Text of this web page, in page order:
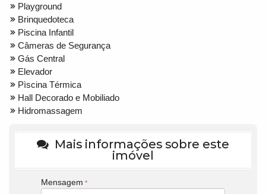
Playground
Brinquedoteca
Piscina Infantil
Câmeras de Segurança
Gás Central
Elevador
Pìscina Térmica
Hall Decorado e Mobiliado
Hidromassagem
Mais informações sobre este
imóvel
Mensagem